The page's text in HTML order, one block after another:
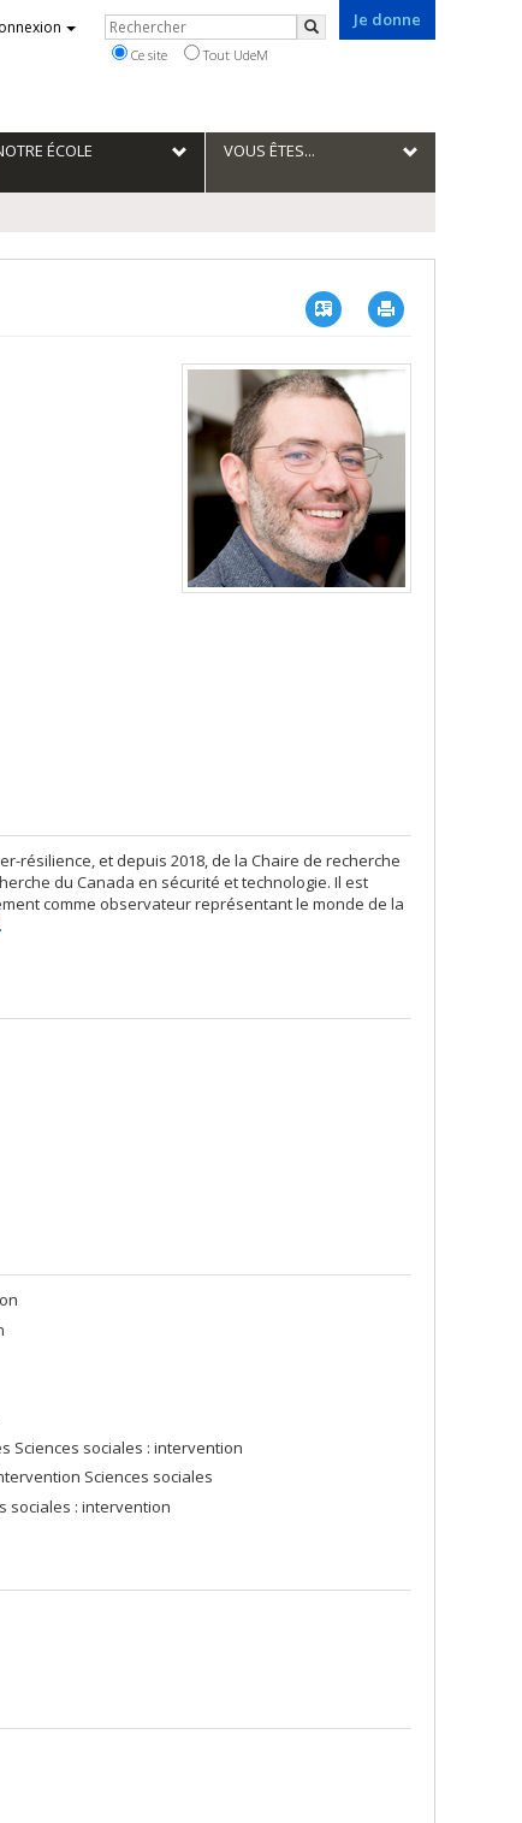
Je donne
Rechercher
Rechercher
Ce site Tout UdeM
ÉCOLE VOUS ÊTES...
Vcard
résilience, et depuis 2018, de la Chaire de recherche
du Canada en sécurité et technologie. Il est
comme observateur représentant le monde de la
.
Sciences sociales : intervention
Sciences sociales
sociales : intervention